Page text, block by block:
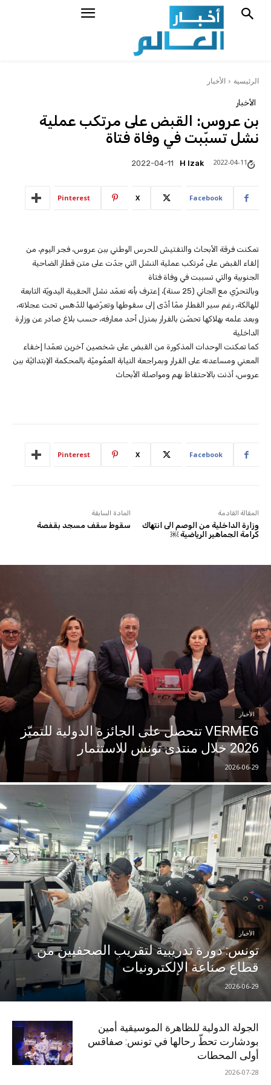
الرئيسية الأخبار
الأخبار
بن عروس: القبض على مرتكب عملية
نشل تسبّبت في وفاة فتاة
H Izak
2022-04-11 2022-04-11
Facebook
X
Pinterest
تمكنت فرقة الأبحاث والتفتيش للحرس الوطني ببن عروس، فجر اليوم، من
إلقاء القبض على مُرتكب عملية النشل التي جدّت على متن قطار الضاحية
الجنوبية والتي تسببت في وفاة فتاة
وبالتحرّي مع الجاني (25 سنة)، إعترف بأنه تعمّد نشل الحقيبة اليدويّة التابعة
للهالكة، رغم سير القطار ممّا أدّى إلى سقوطها وتعرّضها للدّهس تحت عجلاته،
وبعد علمه بهلاكها تحصّن بالفرار بمنزل أحد معارفه، حسب بلاغ صادر عن وزارة
الداخلية
كما تمكنت الوحدات المذكورة من القبض على شخصين آخرين تعمّدا إخفاء
المعني ومساعدته على الفرار وبمراجعة النيابة العمُوميّة بالمحكمة الإبتدائيّة ببن
عروس، أذنت بالاحتفاظ بهم ومواصلة الأبحاث
Facebook
X
Pinterest
المادة السابقة
سقوط سقف مسجد بقفصة
المقالة القادمة
وزارة الداخلية من الوصم الى انتهاك
كرامة الجماهير الرياضية ￼
الأخبار
VERMEG تتحصل على الجائزة الدولية للتميّز
2026 خلال منتدى تونس للاستثمار
2026-06-29
الأخبار
تونس: دورة تدريبية لتقريب الصحفيين من
قطاع صناعة الإلكترونيات
2026-06-29
الجولة الدولية للظاهرة الموسيقية أمين
بودشارت تحطّ رحالها في تونس: صفاقس
أولى المحطات
2026-07-28